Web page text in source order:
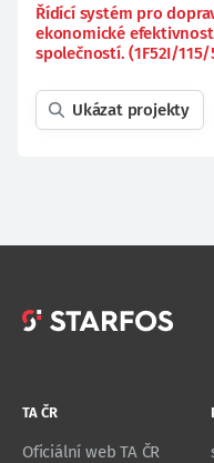
Řídící systém pro
ekonomické
společností. (1F52I/
Ukázat projekty
TA ČR
Oficiální web TA ČR